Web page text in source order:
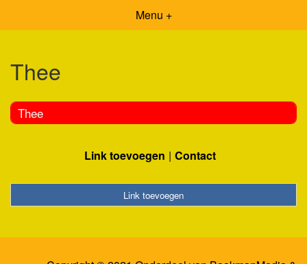
Menu +
Thee
Thee
Link toevoegen Contact
Link toevoegen